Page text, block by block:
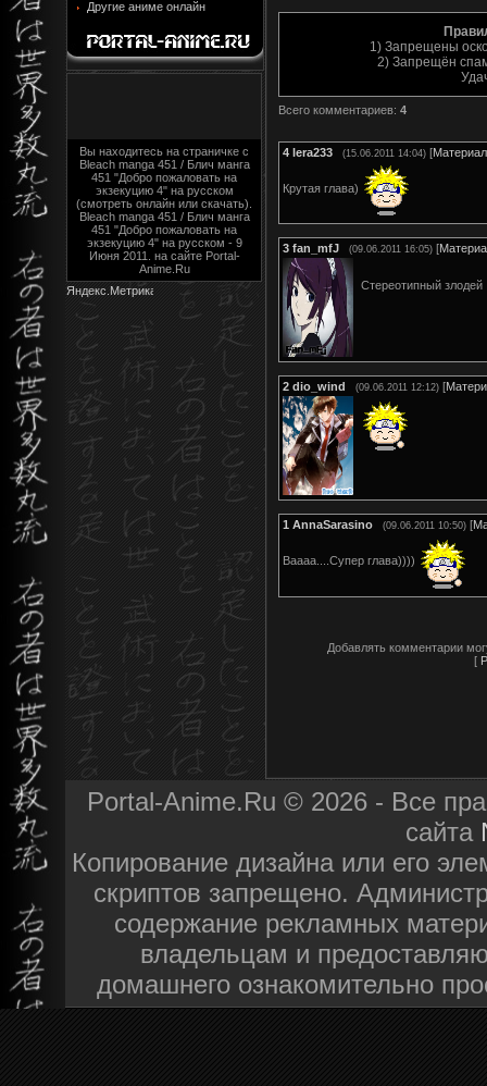
Другие аниме онлайн
Вы находитесь на страничке с
Bleach manga 451 / Блич манга
451 "Добро пожаловать на
экзекуцию 4" на русском
(смотреть онлайн или скачать).
Bleach manga 451 / Блич манга
451 "Добро пожаловать на
экзекуцию 4" на русском - 9
Июня 2011. на сайте Portal-
Anime.Ru
1) Запрещены
2) Запрещён
Всего комментариев: 4
4 lera233 (15.06.2011 14:04) [Материал
Крутая глава)
3 fan_mfJ (09.06.2011 16:05) [
Стереотипный злодей
2 dio_wind (09.06.2011 12:12) [
1 AnnaSarasino (09.06.2011 10:50) [
Ваааа....Супер глава))))
Добавлять комментарии
[
Portal-Anime.Ru © 2026 - Все
сайта
Копирование дизайна или его
скриптов запрещено.
содержание рекламных
владельцам и
домашнего ознакомительно